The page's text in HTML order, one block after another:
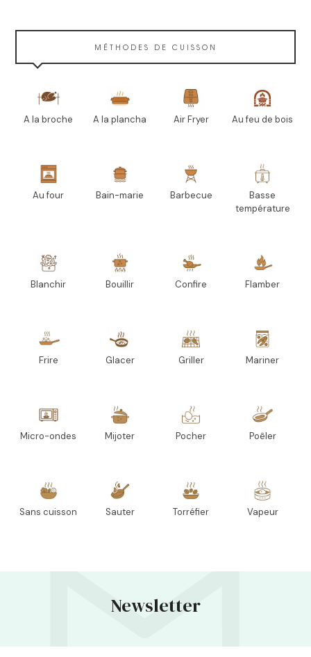
MÉTHODES DE CUISSON
A la broche A la plancha Air Fryer Au feu de bois
Au four Bain-marie Barbecue
Basse
température
Blanchir Bouillir Confire Flamber
Frire Glacer Griller Mariner
Micro-ondes Mijoter Pocher Poêler
Sans cuisson Sauter Torréfier Vapeur
Newsletter